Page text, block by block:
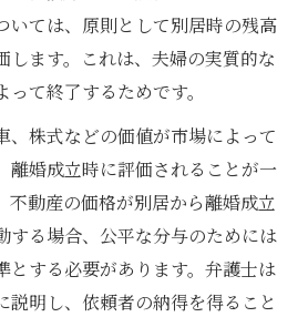
いては、原則として別居時の残高
します。これは、夫婦の実質的な
て終了するためです。
、株式などの価値が市場によって
離婚成立時に評価されることが一
不動産の価格が別居から離婚成立
する場合、公平な分与のためには
とする必要があります。弁護士は
説明し、依頼者の納得を得ること